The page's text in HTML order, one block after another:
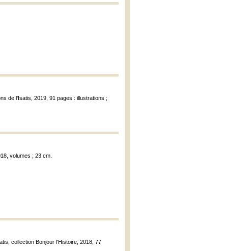
de l'Isatis, 2019, 91 pages : illustrations ;
volumes ; 23 cm.
collection Bonjour l'Histoire, 2018, 77